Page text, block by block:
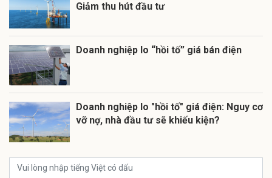
Giảm thu hút đầu tư
Doanh nghiệp lo “hồi tố” giá bán điện
Doanh nghiệp lo "hồi tố" giá điện: Nguy cơ
vỡ nợ, nhà đầu tư sẽ khiếu kiện?